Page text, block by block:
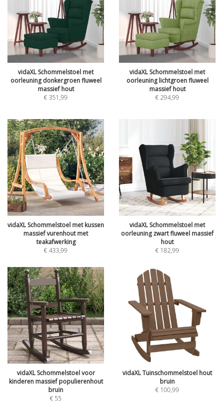
vidaXL Schommelstoel met
oorleuning donkergroen fluweel
massief hout
€351,99
vidaXL Schommelstoel met
oorleuning lichtgroen fluweel
massief hout
€294,99
vidaXL Schommelstoel met kussen
massief vurenhout met
teakafwerking
€433,99
vidaXL Schommelstoel met
oorleuning zwart fluweel massief
hout
€ 182,99
vidaXL Schommelstoel voor
kinderen massief populierenhout
bruin
€55
vidaXL Tuinschommelstoel hout
bruin
€ 100,99